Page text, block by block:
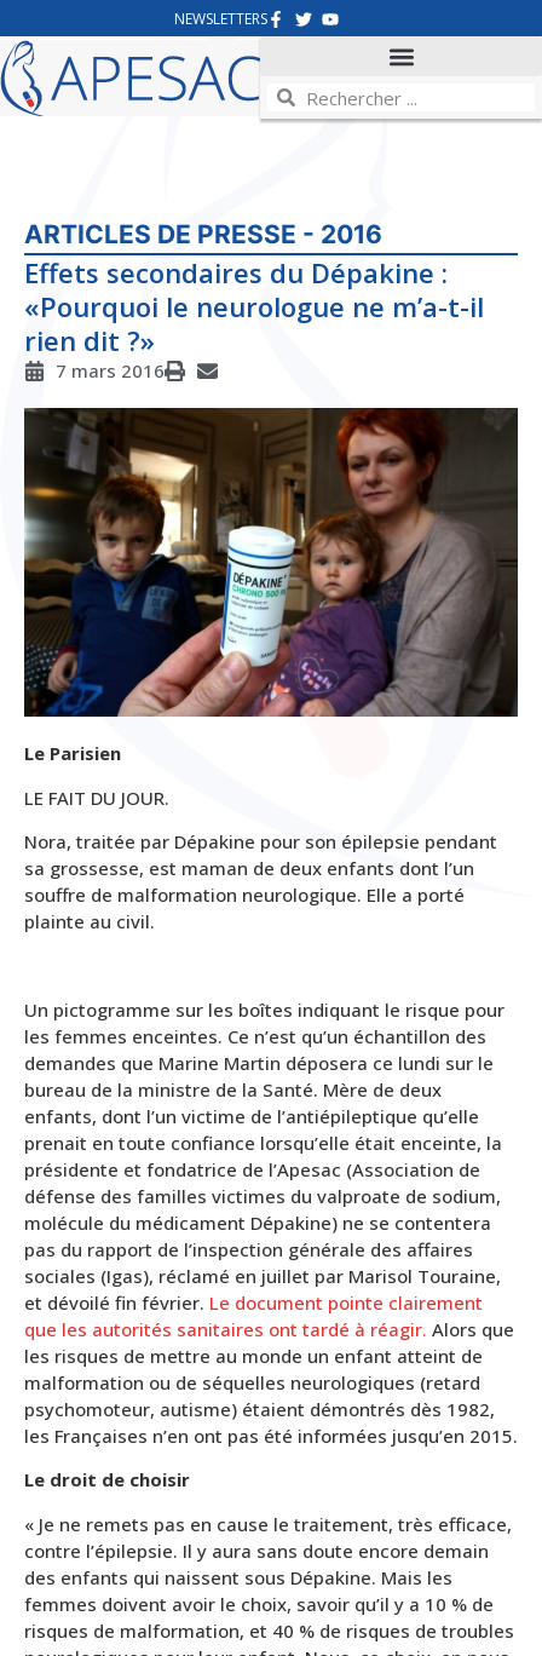
NEWSLETTERS
ARTICLES DE PRESSE - 2016
Effets secondaires du Dépakine :
«Pourquoi le neurologue ne m’a-t-il
rien dit ?»
7 mars 2016
Le Parisien
LE FAIT DU JOUR.
Nora, traitée par Dépakine pour son épilepsie pendant
sa grossesse, est maman de deux enfants dont l’un
souffre de malformation neurologique. Elle a porté
plainte au civil.
Un pictogramme sur les boîtes indiquant le risque pour
les femmes enceintes. Ce n’est qu’un échantillon des
demandes que Marine Martin déposera ce lundi sur le
bureau de la ministre de la Santé. Mère de deux
enfants, dont l’un victime de l’antiépileptique qu’elle
prenait en toute confiance lorsqu’elle était enceinte, la
présidente et fondatrice de l’Apesac (Association de
défense des familles victimes du valproate de sodium,
molécule du médicament Dépakine) ne se contentera
pas du rapport de l’inspection générale des affaires
sociales (Igas), réclamé en juillet par Marisol Touraine,
et dévoilé fin février. Le document pointe clairement
que les autorités sanitaires ont tardé à réagir. Alors que
les risques de mettre au monde un enfant atteint de
malformation ou de séquelles neurologiques (retard
psychomoteur, autisme) étaient démontrés dès 1982,
les Françaises n’en ont pas été informées jusqu’en 2015.
Le droit de choisir
« Je ne remets pas en cause le traitement, très efficace,
contre l’épilepsie. Il y aura sans doute encore demain
des enfants qui naissent sous Dépakine. Mais les
femmes doivent avoir le choix, savoir qu’il y a 10 % de
risques de malformation, et 40 % de risques de troubles